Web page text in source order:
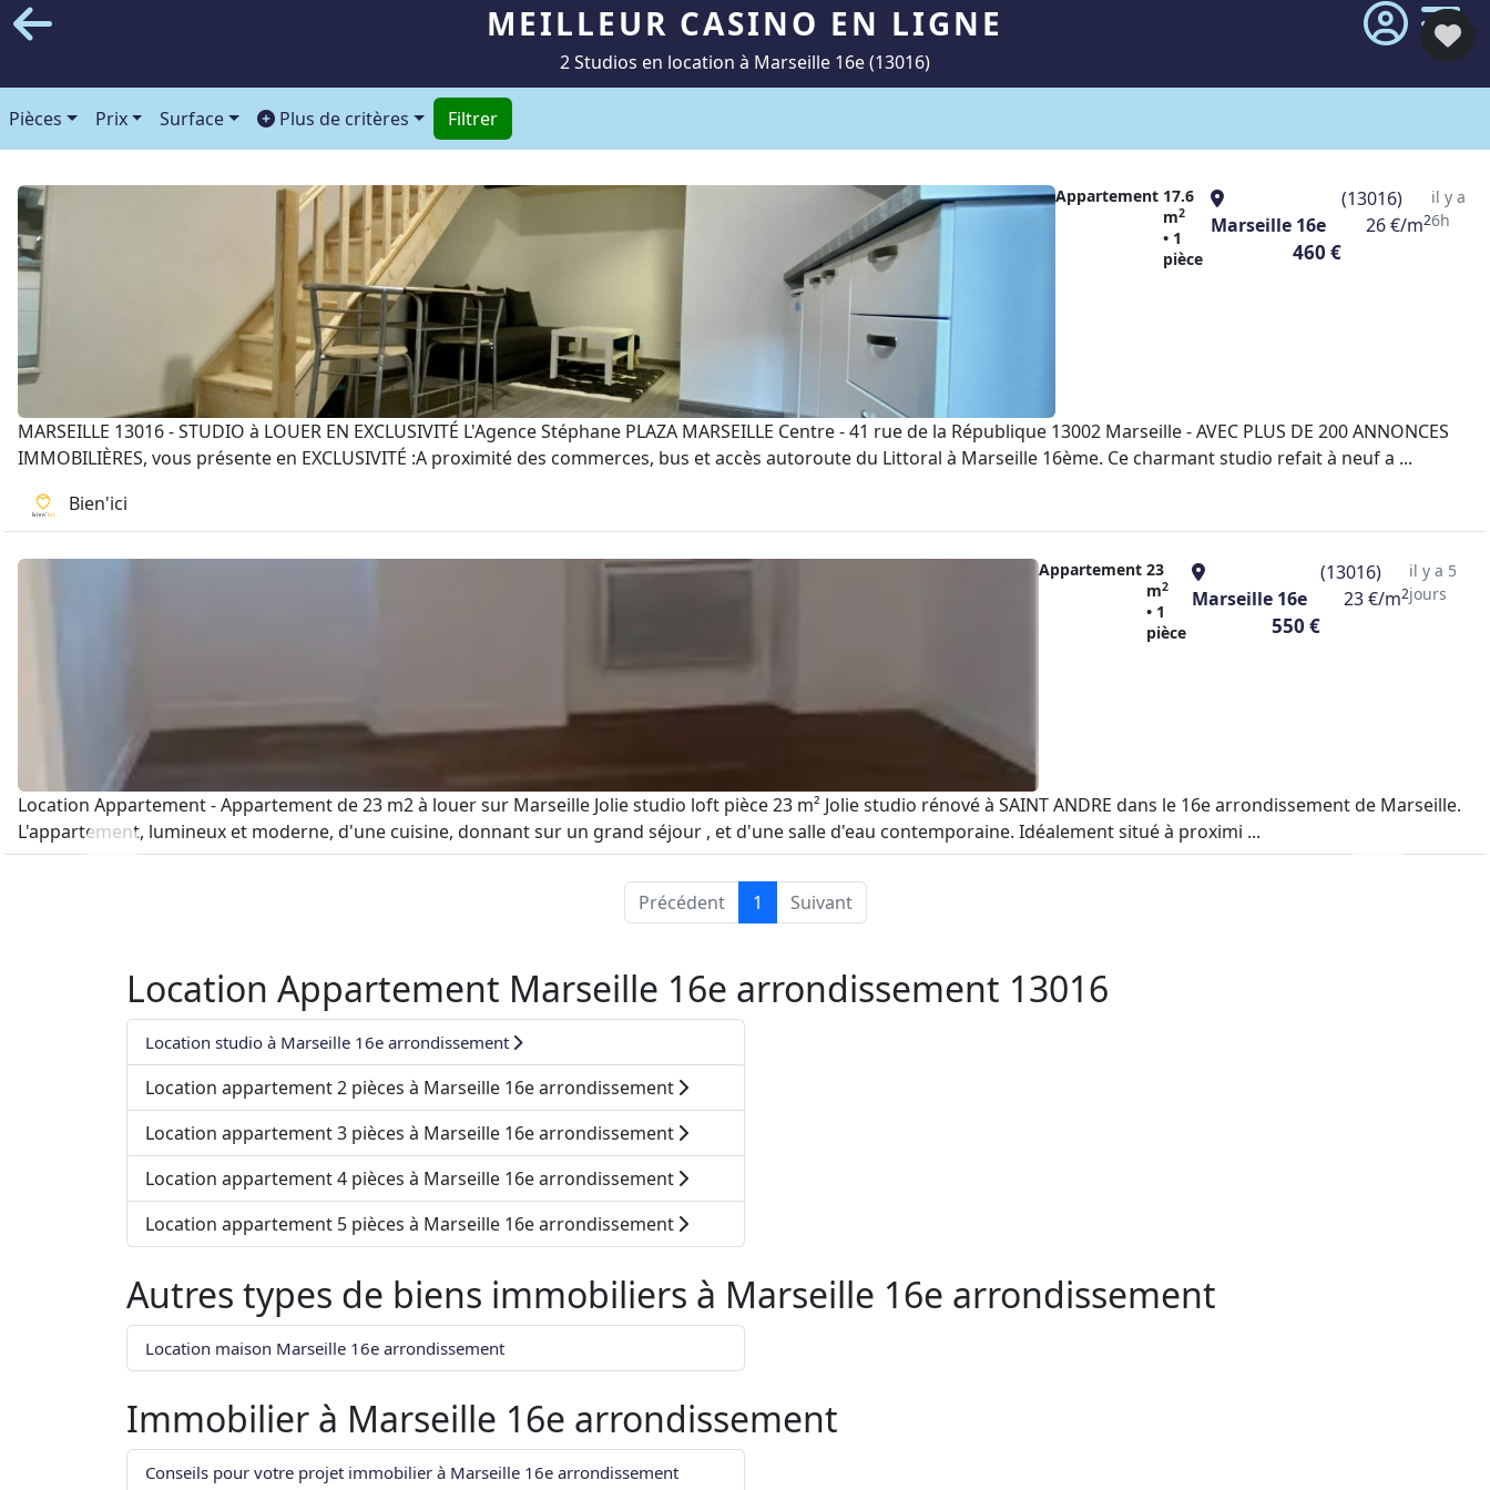
MEILLEUR CASINO EN LIGNE
2 Studios en location à Marseille 16e (13016)
Pièces Prix Surface Plus de critères Filtrer
Appartement 17.6
m2
• 1
pièce
Marseille 16e
460 €
(13016)
26 €/m2
il y a
6h
MARSEILLE 13016 - STUDIO à LOUER EN EXCLUSIVITÉ L'Agence Stéphane PLAZA MARSEILLE Centre - 41 rue de la République 13002 Marseille - AVEC PLUS DE 200 ANNONCES
IMMOBILIÈRES, vous présente en EXCLUSIVITÉ :A proximité des commerces, bus et accès autoroute du Littoral à Marseille 16ème. Ce charmant studio refait à neuf a ...
Bien'ici
Appartement 23
m2
• 1
pièce
Marseille 16e
550 €
(13016)
23 €/m2
il y a 5
jours
Location Appartement - Appartement de 23 m2 à louer sur Marseille Jolie studio loft pièce 23 m² Jolie studio rénové à SAINT ANDRE dans le 16e arrondissement de Marseille.
L'appartement, lumineux et moderne, d'une cuisine, donnant sur un grand séjour , et d'une salle d'eau contemporaine. Idéalement situé à proximi ...
Précédent 1 Suivant
Location Appartement Marseille 16e arrondissement 13016
Location studio à Marseille 16e arrondissement
Location appartement 2 pièces à Marseille 16e arrondissement
Location appartement 3 pièces à Marseille 16e arrondissement
Location appartement 4 pièces à Marseille 16e arrondissement
Location appartement 5 pièces à Marseille 16e arrondissement
Autres types de biens immobiliers à Marseille 16e arrondissement
Location maison Marseille 16e arrondissement
Immobilier à Marseille 16e arrondissement
Conseils pour votre projet immobilier à Marseille 16e arrondissement